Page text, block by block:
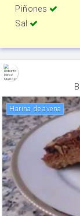
Piñones
Sal
Harina de avena